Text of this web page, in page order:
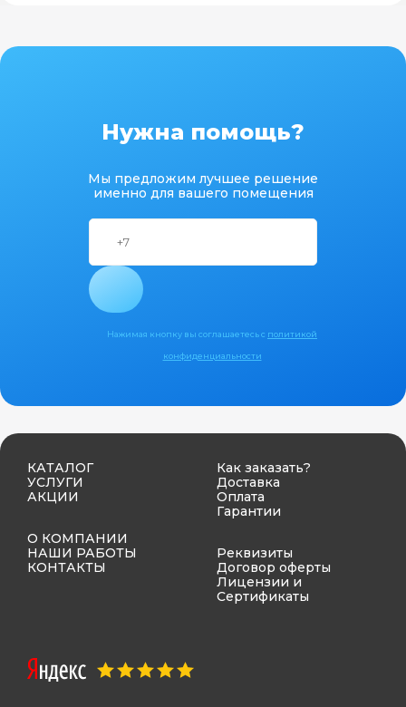
Нужна помощь?
Мы предложим лучшее решение
именно для вашего помещения
Нажимая кнопку вы соглашаетесь с политикой
конфиденциальности
КАТАЛОГ
УСЛУГИ
АКЦИИ
О КОМПАНИИ
НАШИ РАБОТЫ
КОНТАКТЫ
Как заказать?
Доставка
Оплата
Гарантии
Реквизиты
Договор оферты
Лицензии и
Сертификаты